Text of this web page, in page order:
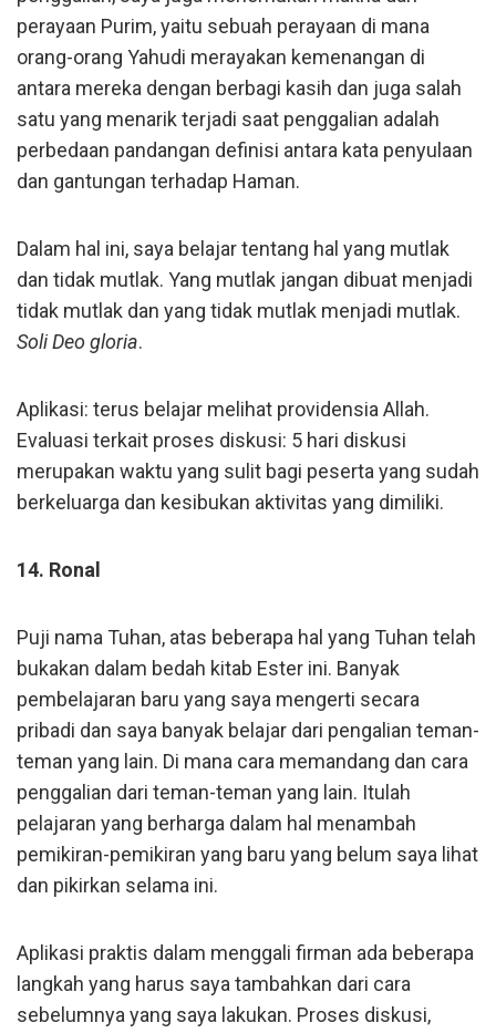
perayaan Purim, yaitu sebuah perayaan di mana
orang-orang Yahudi merayakan kemenangan di
antara mereka dengan berbagi kasih dan juga salah
satu yang menarik terjadi saat penggalian adalah
perbedaan pandangan definisi antara kata penyulaan
dan gantungan terhadap Haman.
Dalam hal ini, saya belajar tentang hal yang mutlak
dan tidak mutlak. Yang mutlak jangan dibuat menjadi
tidak mutlak dan yang tidak mutlak menjadi mutlak.
Soli Deo gloria.
Aplikasi: terus belajar melihat providensia Allah.
Evaluasi terkait proses diskusi: 5 hari diskusi
merupakan waktu yang sulit bagi peserta yang sudah
berkeluarga dan kesibukan aktivitas yang dimiliki.
14. Ronal
Puji nama Tuhan, atas beberapa hal yang Tuhan telah
bukakan dalam bedah kitab Ester ini. Banyak
pembelajaran baru yang saya mengerti secara
pribadi dan saya banyak belajar dari pengalian teman-
teman yang lain. Di mana cara memandang dan cara
penggalian dari teman-teman yang lain. Itulah
pelajaran yang berharga dalam hal menambah
pemikiran-pemikiran yang baru yang belum saya lihat
dan pikirkan selama ini.
Aplikasi praktis dalam menggali firman ada beberapa
langkah yang harus saya tambahkan dari cara
sebelumnya yang saya lakukan. Proses diskusi,